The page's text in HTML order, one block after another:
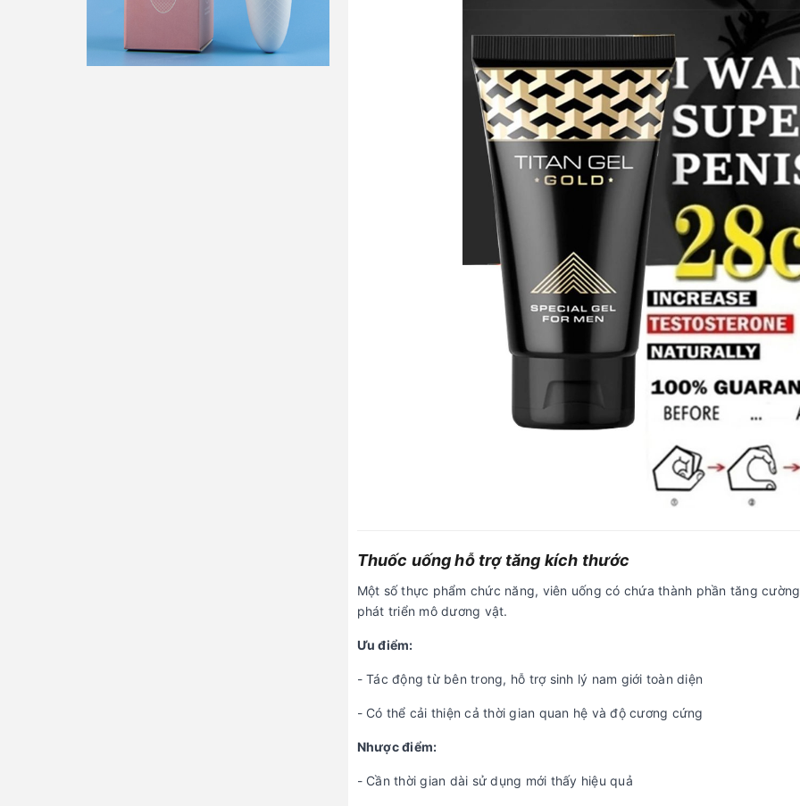
Thuốc uống hỗ trợ tăng kích thước
Một số thực phẩm chức năng, viên uống có chứa thành phần tăng
phát triển mô dương vật.
Ưu điểm:
- Tác động từ bên trong, hỗ trợ sinh lý nam giới toàn diện
- Có thể cải thiện cả thời gian quan hệ và độ cương cứng
Nhược điểm:
- Cần thời gian dài sử dụng mới thấy hiệu quả